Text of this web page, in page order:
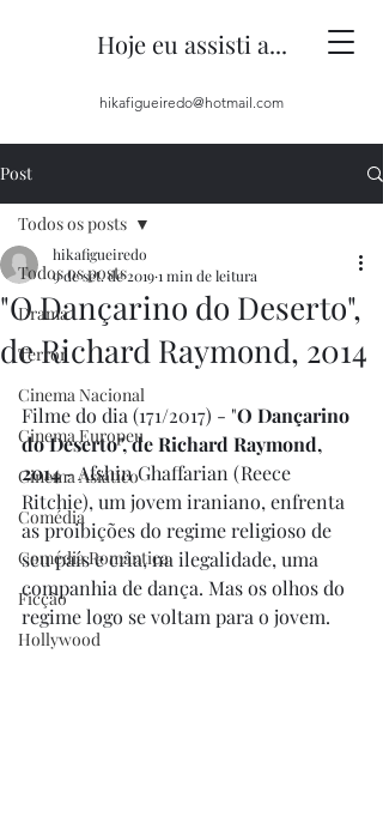
Hoje eu assisti a...
hikafigueiredo@hotmail.com
Post
Todos os posts
Drama
Terror
Cinema Nacional
Cinema Europeu
Cinema Asiático
Comédia
Comédia Romântica
Ficção
Hollywood
Todos os posts
"O Dançarino do Deserto",
de Richard Raymond, 2014
hikafigueiredo
9 de set. de 20191 min de leitura
Filme do dia (171/2017) - "O Dançarino
do Deserto", de Richard Raymond,
2014 - Afshin Ghaffarian (Reece
Ritchie), um jovem iraniano, enfrenta
as proibições do regime religioso de
seu país e cria, na ilegalidade, uma
companhia de dança. Mas os olhos do
regime logo se voltam para o jovem.